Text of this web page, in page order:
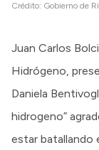
Crédito: Gobierno de
Juan Carlos
Hidrógeno,
Daniela
hidrogeno”
estar batallando